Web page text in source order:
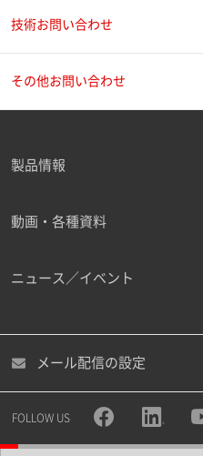
技術お問い合わせ
その他お問い合わせ
製品情報
動画・各種資料
ニュース／イベント
メール配信の設定
FOLLOW US